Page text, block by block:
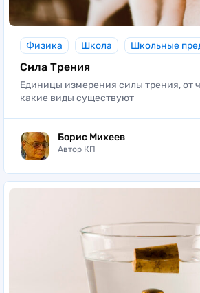
Физика Школа Школьные
Сила Трения
Единицы измерения силы трения, от
какие виды существуют
Борис Михеев
Автор КП